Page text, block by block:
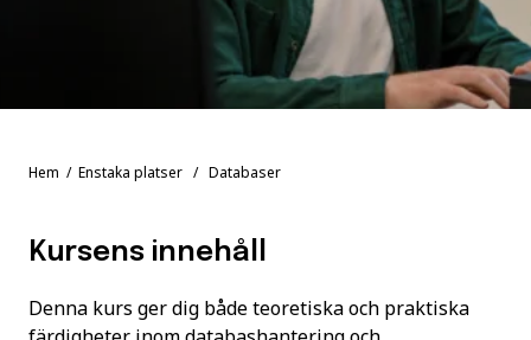
Hem / Enstaka platser / Databaser
Kursens innehåll
Denna kurs ger dig både teoretiska och praktiska